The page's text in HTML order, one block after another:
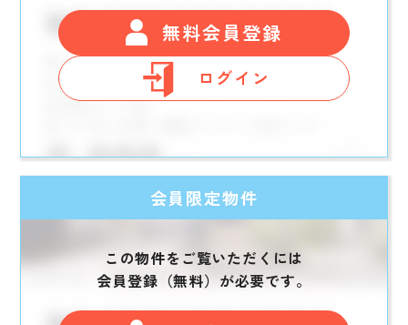
無料会員登録
ログイン
会員限定物件
この物件をご覧いただくには
会員登録（無料）が必要です。